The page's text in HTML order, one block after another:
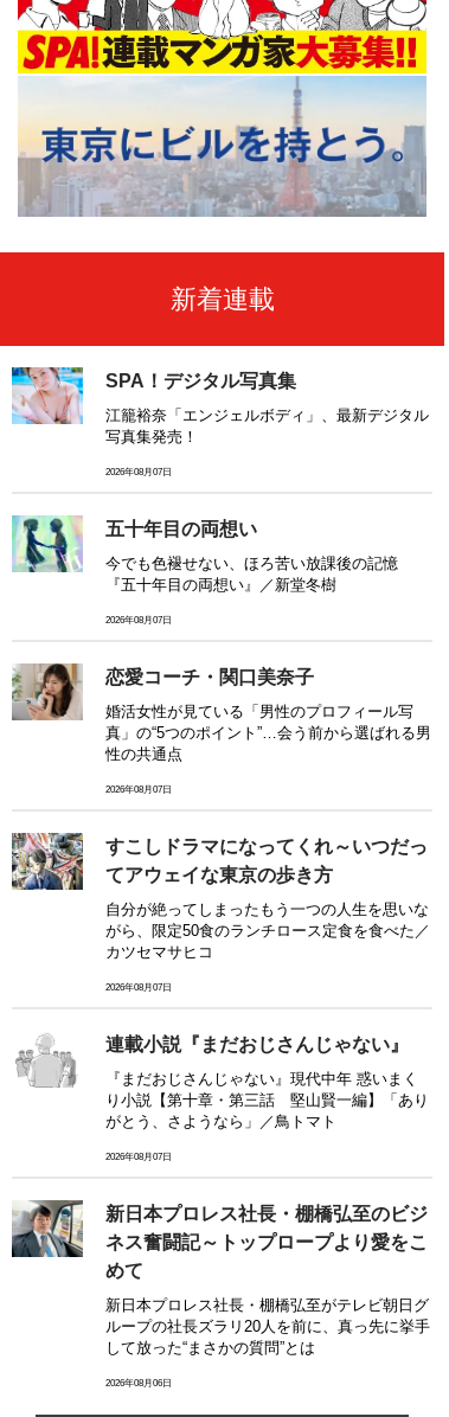
新着連載
SPA！デジタル写真集
江籠裕奈「エンジェルボディ」、最新デジタル
写真集発売！
2026年08月07日
五十年目の両想い
今でも色褪せない、ほろ苦い放課後の記憶
『五十年目の両想い』／新堂冬樹
2026年08月07日
恋愛コーチ・関口美奈子
婚活女性が見ている「男性のプロフィール写
真」の“5つのポイント”…会う前から選ばれる男
性の共通点
2026年08月07日
すこしドラマになってくれ～いつだっ
てアウェイな東京の歩き方
自分が絶ってしまったもう一つの人生を思いな
がら、限定50食のランチロース定食を食べた／
カツセマサヒコ
2026年08月07日
連載小説『まだおじさんじゃない』
『まだおじさんじゃない』現代中年 惑いまく
り小説【第十章・第三話 堅山賢一編】「あり
がとう、さようなら」／鳥トマト
2026年08月07日
新日本プロレス社長・棚橋弘至のビジ
ネス奮闘記～トップロープより愛をこ
めて
新日本プロレス社長・棚橋弘至がテレビ朝日グ
ループの社長ズラリ20人を前に、真っ先に挙手
して放った“まさかの質問”とは
2026年08月06日